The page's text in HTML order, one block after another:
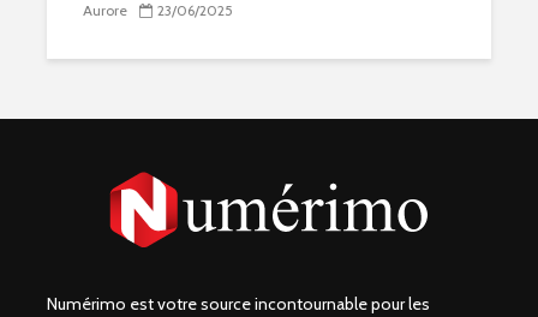
Aurore 23/06/2025
Numérimo est votre source incontournable pour les